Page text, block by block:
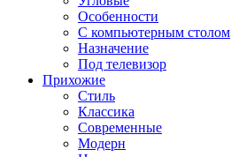
Особенности
С компьютерным столом
Назначение
Под телевизор
Прихожие
Стиль
Классика
Современные
Модерн